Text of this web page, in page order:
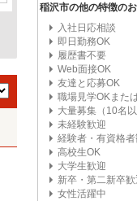
稲沢市の他の特徴の
入社日応相談
即日勤務OK
履歴書不要
Web面接OK
友達と応募OK
職場見学OKまた
大量募集（10名以
未経験歓迎
経験者・有資格者
高校生OK
大学生歓迎
新卒・第二新卒歓
女性活躍中